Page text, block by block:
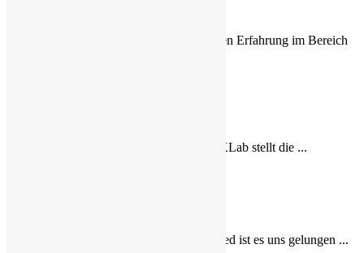
Mit über 30 Jahren Erfahrung im Bereich
Das System MuKLab stellt die ...
Mit dem MuKFeed ist es uns gelungen ...